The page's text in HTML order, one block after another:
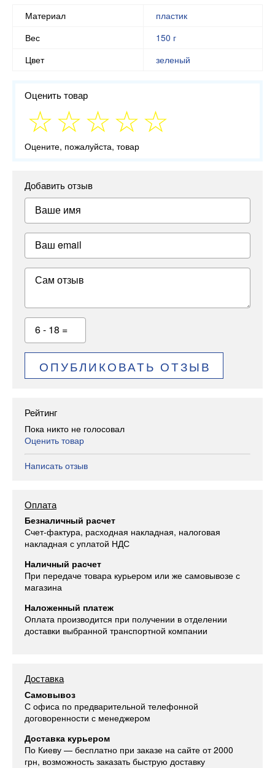
Материал
пластик
Вес
150 г
Цвет
зеленый
Оценить товар
Оцените, пожалуйста, товар
Добавить отзыв
Ваше имя
Ваш email
Сам отзыв
6 - 18 =
ОПУБЛИКОВАТЬ ОТЗЫВ
Рейтинг
Пока никто не голосовал
Оценить товар
Написать отзыв
Оплата
Безналичный расчет
Счет-фактура, расходная накладная, налоговая
накладная с уплатой НДС
Наличный расчет
При передаче товара курьером или же самовывозе с
магазина
Наложенный платеж
Оплата производится при получении в отделении
доставки выбранной транспортной компании
Доставка
Самовывоз
С офиса по предварительной телефонной
договоренности с менеджером
Доставка курьером
По Киеву — бесплатно при заказе на сайте от 2000
грн, возможность заказать быструю доставку